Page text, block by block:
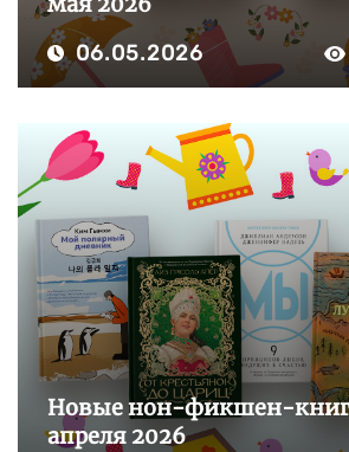
06.05.2026
Новые нон-фикшен-
апреля 2026